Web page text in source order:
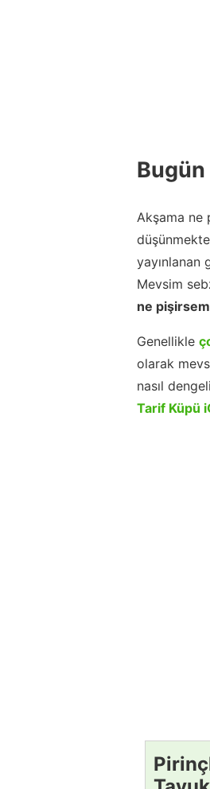
Bugün
Akşama ne
yayınlanan
Mevsim
ne pişirsem
Genellikle
olarak
nasıl
Tarif Küpü